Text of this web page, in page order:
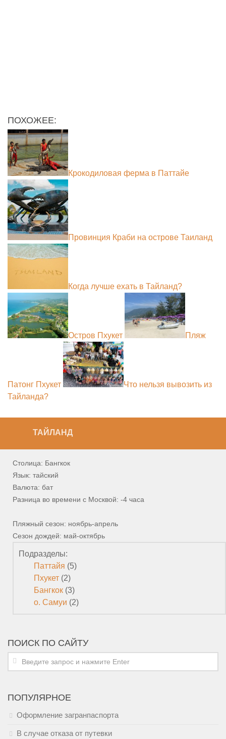
ПОХОЖЕЕ:
Крокодиловая ферма в Паттайе
Провинция Краби на острове Таиланд
Когда лучше ехать в Тайланд?
Остров Пхукет Пляж
Патонг Пхукет
Что нельзя вывозить из
Тайланда?
ТАЙЛАНД
Столица: Бангкок
Язык: тайский
Валюта: бат
Разница во времени с Москвой: -4 часа
Пляжный сезон: ноябрь-апрель
Сезон дождей: май-октябрь
Подразделы:
Паттайя (5)
Пхукет (2)
Бангкок (3)
о. Самуи (2)
ПОИСК ПО САЙТУ
ПОПУЛЯРНОЕ
Оформление загранпаспорта
В случае отказа от путевки